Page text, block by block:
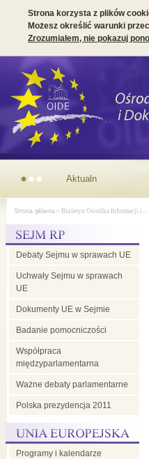
Strona korzysta z plików
Możesz określić warunki
Zrozumiałem, nie pokazuj
Parlamentarny
Strona główna > Biuletyn Ośrodka Informacji i...
Debaty Sejmu w sprawach UE
Uchwały Sejmu w sprawach
UE
Dokumenty UE w Sejmie
Badanie pomocniczości
Współpraca
międzyparlamentarna
Ważne debaty parlamentarne
Polska prezydencja 2011
Programy i kalendarze